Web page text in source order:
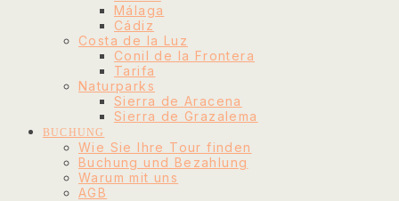
Málaga
Cádiz
Costa de la Luz
Conil de la Frontera
Tarifa
Naturparks
Sierra de Aracena
Sierra de Grazalema
BUCHUNG
Wie Sie Ihre Tour finden
Buchung und Bezahlung
Warum mit uns
AGB